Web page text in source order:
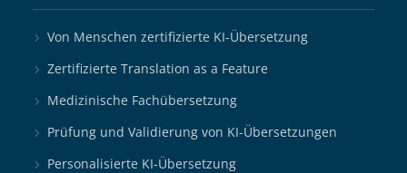
Von Menschen zertifizierte KI-Übersetzung
Zertifizierte Translation as a Feature
Medizinische Fachübersetzung
Prüfung und Validierung von KI-Übersetzungen
Personalisierte KI-Übersetzung